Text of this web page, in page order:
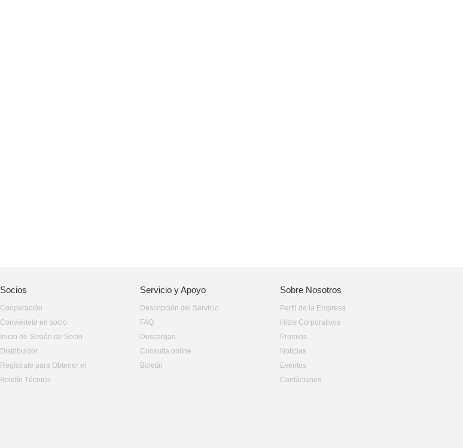
Socios
Cooperación
Conviértete en socio
Inicio de Sesión de Socio
Distribuidor
Regístrate para Obtener el
Boletín Técnico
Servicio y Apoyo
Descripción del Servicio
FAQ
Descargas
Consulta online
Boletín
Sobre Nosotros
Perfil de la Empresa
Hitos Corporativos
Premios
Noticias
Eventos
Contáctanos­­